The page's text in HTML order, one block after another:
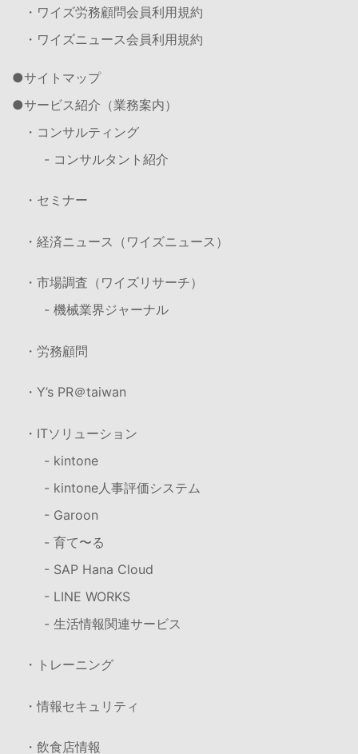
・ワイズ労務顧問会員利用規約
・ワイズニュース会員利用規約
サイトマップ
サービス紹介（業務案内）
・コンサルティング
- コンサルタント紹介
・セミナー
・経済ニュース（ワイズニュース）
・市場調査（ワイズリサーチ）
- 機械業界ジャーナル
・労務顧問
・Y’s PR＠taiwan
・ITソリューション
- kintone
- kintone人事評価システム
- Garoon
- 育て〜る
- SAP Hana Cloud
- LINE WORKS
- 生活情報関連サービス
・トレーニング
・情報セキュリティ
・飲食店情報